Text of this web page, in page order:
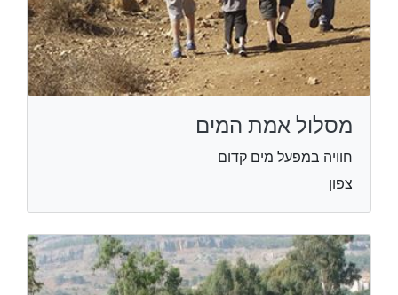
מסלול אמת המים
חוויה במפעל מים קדום
צפון